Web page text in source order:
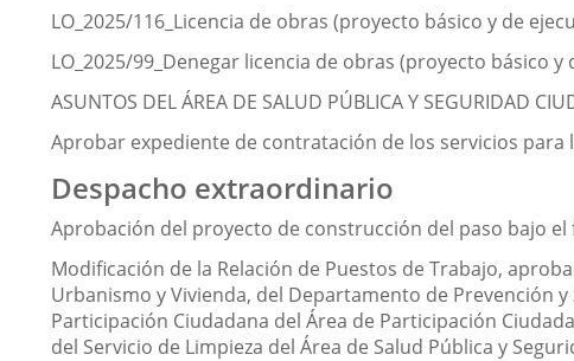
LO_2025/116_Licencia de obras (proyecto básico y de
LO_2025/99_Denegar licencia de obras (proyecto básico
ASUNTOS DEL ÁREA DE SALUD PÚBLICA Y SEGURIDAD
Aprobar expediente de contratación de los servicios
Despacho extraordinario
Aprobación del proyecto de construcción del paso bajo
Modificación de la Relación de Puestos de Trabajo,
Urbanismo y Vivienda, del Departamento de Prevención
Participación Ciudadana del Área de Participación
del Servicio de Limpieza del Área de Salud Pública y